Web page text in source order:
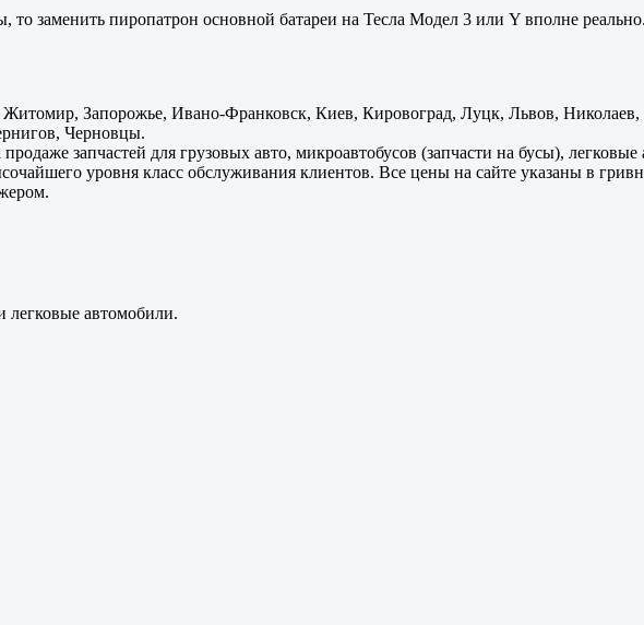
заменить пиропатрон основной батареи на Тесла Модел 3 или Y вполне
Запорожье, Ивано-Франковск, Киев, Кировоград, Луцк, Львов,
Черновцы.
запчастей для грузовых авто, микроавтобусов (запчасти на бусы),
уровня класс обслуживания клиентов. Все цены на сайте указаны в
легковые автомобили.